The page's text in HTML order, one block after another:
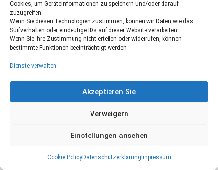
Cookies, um Geräteinformationen zu speichern und/oder darauf
zuzugreifen.
Wenn Sie diesen Technologien zustimmen, können wir Daten wie das
Surfverhalten oder eindeutige IDs auf dieser Website verarbeiten.
Wenn Sie Ihre Zustimmung nicht erteilen oder widerrufen, können
bestimmte Funktionen beeinträchtigt werden.
Dienste verwalten
Akzeptieren Sie
Verweigern
Einstellungen ansehen
Cookie PolicyDatenschutzerklärung Impressum